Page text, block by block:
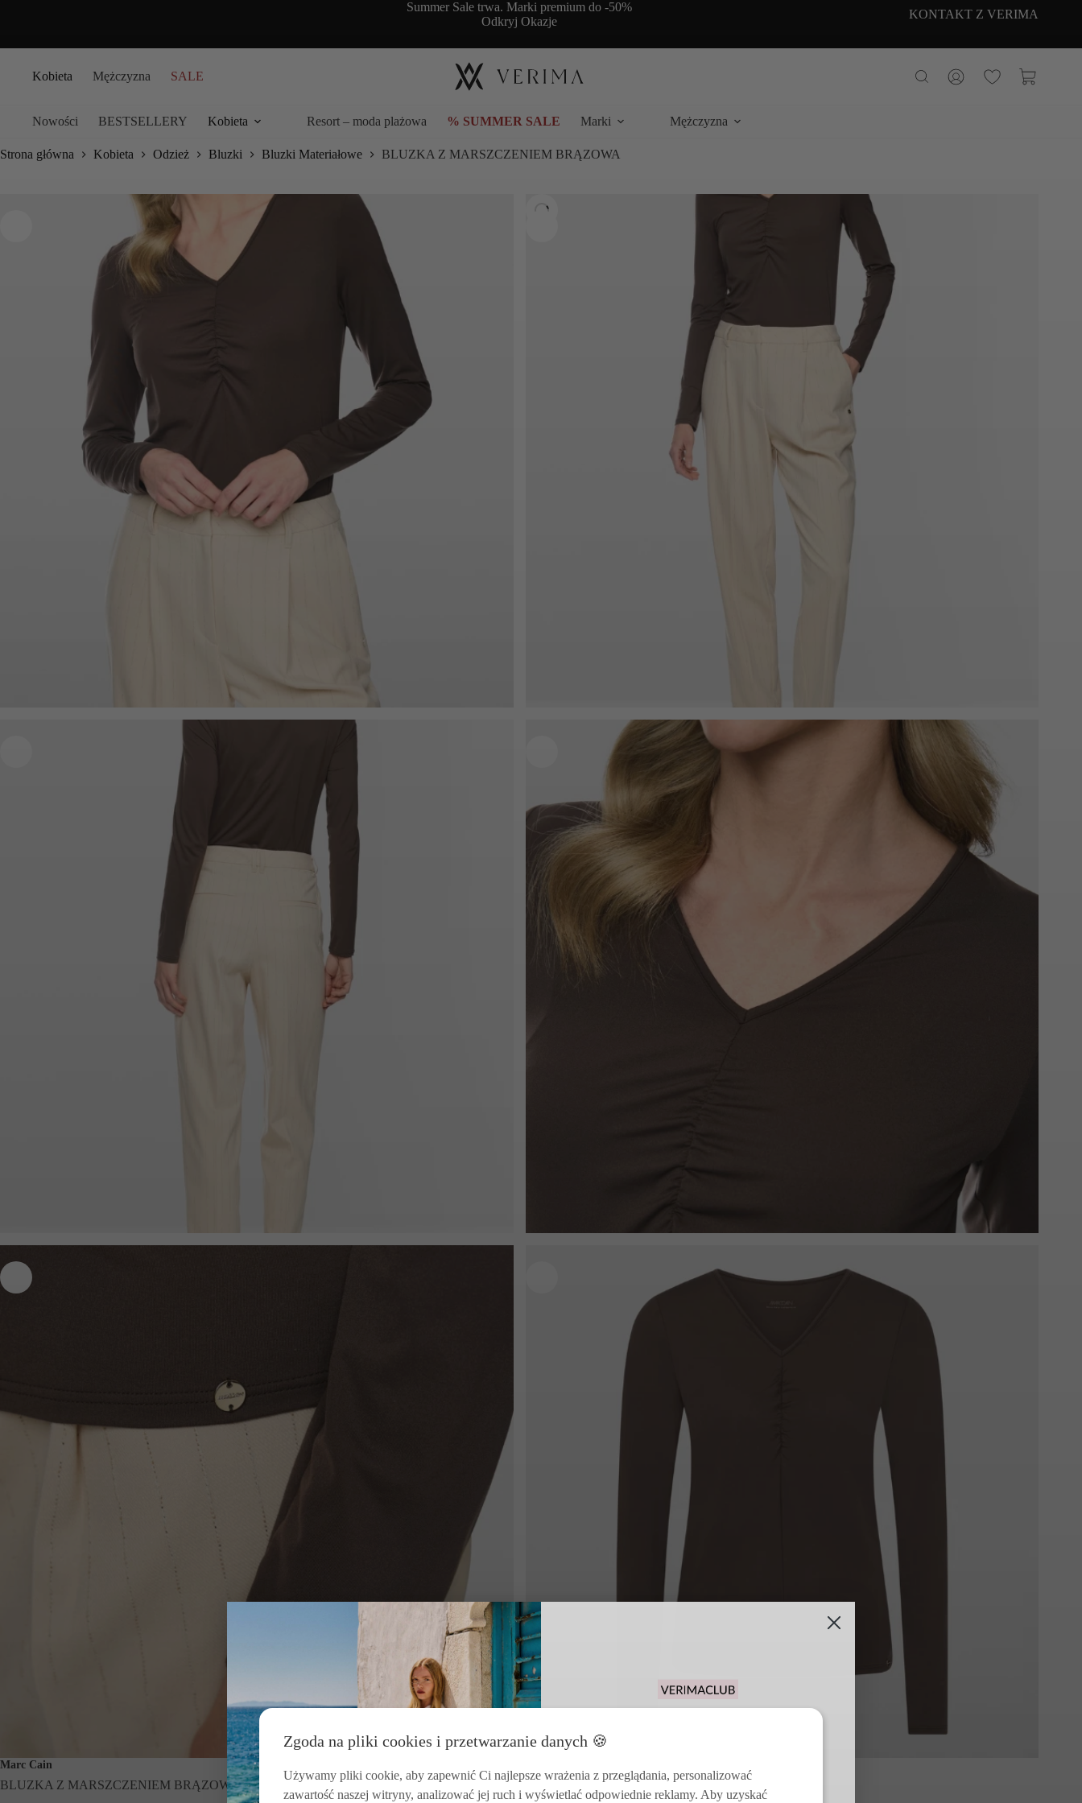
Summer Sale trwa. Marki premium do -50%
Odkryj Okazje
KONTAKT Z VERIMA
Kobieta Mężczyzna SALE Koszyk
Nowości BESTSELLERY Kobieta Resort – moda plażowa % SUMMER SALE Marki Mężczyzna
Strona główna Kobieta Odzież Bluzki Bluzki Materiałowe BLUZKA Z MARSZCZENIEM BRĄZOWA
Marc Cain
BLUZKA Z MARSZCZENIEM BRĄZOWA
Zgoda na pliki cookies i przetwarzanie danych 🍪
Używamy pliki cookie, aby zapewnić Ci najlepsze wrażenia z przeglądania, personalizować
zawartość naszej witryny, analizować jej ruch i wyświetlać odpowiednie reklamy. Aby uzyskać
Odbierz 15% rabatu na pierwsze
zakupy i korzystaj z darmowych
zwrotów